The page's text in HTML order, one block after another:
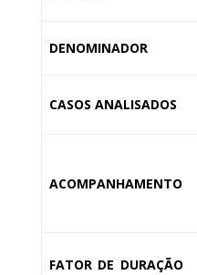
DENOMINADOR
CASOS ANALISADOS
ACOMPANHAMENTO
FATOR DE DURAÇÃO